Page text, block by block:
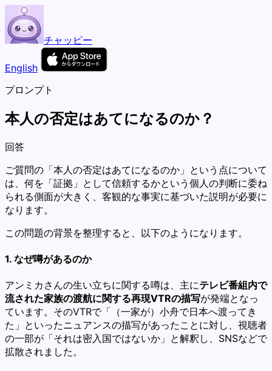
チャッピー
English
プロンプト
本人の否定はあてになるのか？
回答
ご質問の「本人の否定はあてになるのか」という点について
は、何を「証拠」として信頼するかという個人の判断に委ね
られる側面が大きく、客観的な事実に基づいた説明が必要に
なります。
この問題の背景を整理すると、以下のようになります。
1. なぜ噂があるのか
アンミカさんの生い立ちに関する噂は、主にテレビ番組内で
流された家族の渡航に関する再現VTRの描写が発端となっ
ています。そのVTRで「（一家が）小舟で日本へ渡ってき
た」といったニュアンスの描写があったことに対し、視聴者
の一部が「それは密入国ではないか」と解釈し、SNSなどで
拡散されました。